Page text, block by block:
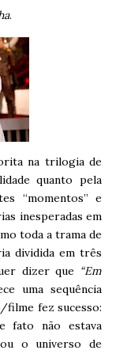
.
na trilogia de
quanto pela
“momentos” e
inesperadas em
toda a trama de
dividida em três
dizer que “Em
uma sequência
fez sucesso:
fato não estava
o universo de